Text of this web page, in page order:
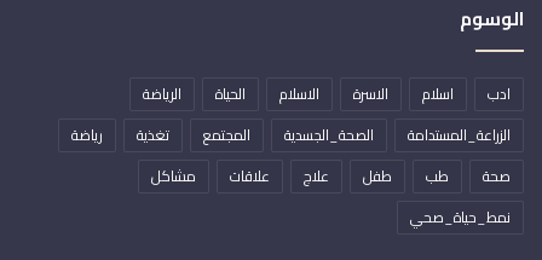
الوسوم
ادب اسلام الاسرة الاسلام الحياة
الرياضة
الزراعة_المستدامة
الصحة_الجسدية المجتمع تغذية
رياضة
صحة
طب طفل علاج علاقات
مشاكل
نمط_حياة_صحي